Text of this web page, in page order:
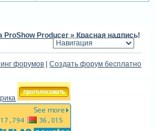
ProShow Producer » Красная надпись!
форумов |Создать форум бесплатно